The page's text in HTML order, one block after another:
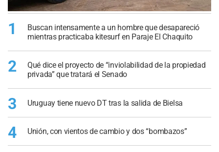
1
Buscan intensamente a un hombre que desapareció
mientras practicaba kitesurf en Paraje El Chaquito
2
Qué dice el proyecto de “inviolabilidad de la propiedad
privada” que tratará el Senado
3 Uruguay tiene nuevo DT tras la salida de Bielsa
4 Unión, con vientos de cambio y dos “bombazos”